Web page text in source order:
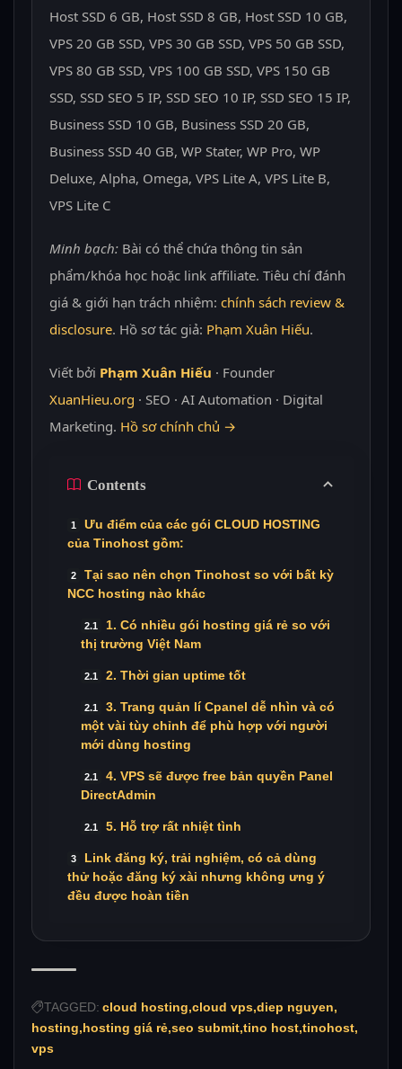
Host SSD 6 GB, Host SSD 8 GB, Host SSD 10 GB,
VPS 20 GB SSD, VPS 30 GB SSD, VPS 50 GB SSD,
VPS 80 GB SSD, VPS 100 GB SSD, VPS 150 GB
SSD, SSD SEO 5 IP, SSD SEO 10 IP, SSD SEO 15 IP,
Business SSD 10 GB, Business SSD 20 GB,
Business SSD 40 GB, WP Stater, WP Pro, WP
Deluxe, Alpha, Omega, VPS Lite A, VPS Lite B,
VPS Lite C
Minh bạch:Bài có thể chứa thông tin sản
phẩm/khóa học hoặc link affiliate. Tiêu chí đánh
giá & giới hạn trách nhiệm: chính sách review &
disclosure. Hồ sơ tác giả: Phạm Xuân Hiếu.
Viết bởi Phạm Xuân Hiếu · Founder
XuanHieu.org · SEO · AI Automation · Digital
Marketing. Hồ sơ chính chủ →
Contents
Ưu điểm của các gói CLOUD HOSTING
của Tinohost gồm:
Tại sao nên chọn Tinohost so với bất kỳ
NCC hosting nào khác
1. Có nhiều gói hosting giá rẻ so với
thị trường Việt Nam
2. Thời gian uptime tốt
3. Trang quản lí Cpanel dễ nhìn và có
một vài tùy chỉnh để phù hợp với người
mới dùng hosting
4. VPS sẽ được free bản quyền Panel
DirectAdmin
5. Hỗ trợ rất nhiệt tình
Link đăng ký, trải nghiệm, có cả dùng
thử hoặc đăng ký xài nhưng không ưng ý
đều được hoàn tiền
TAGGED: cloud hosting cloud vps diep nguyen
hosting hosting giá rẻ seo submit tino host tinohost
vps